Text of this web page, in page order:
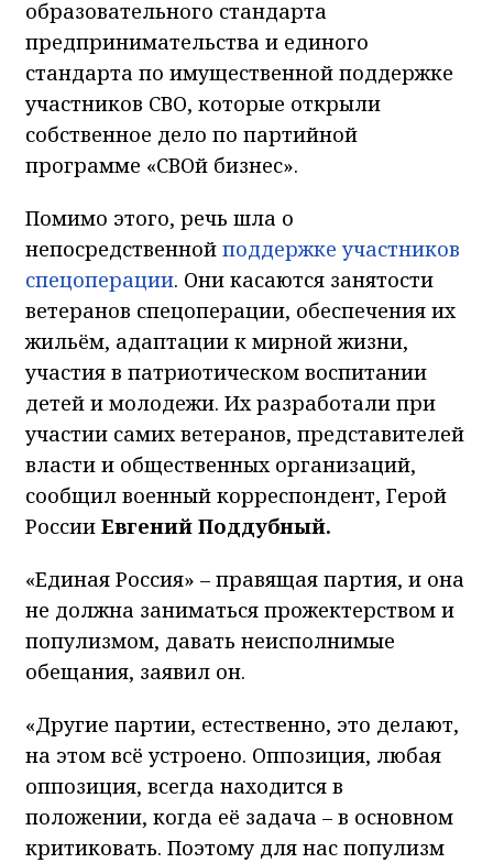
образовательного стандарта
предпринимательства и единого
стандарта по имущественной поддержке
участников СВО, которые открыли
собственное дело по партийной
программе «СВОй бизнес».
Помимо этого, речь шла о
непосредственной поддержке участников
спецоперации. Они касаются занятости
ветеранов спецоперации, обеспечения их
жильём, адаптации к мирной жизни,
участия в патриотическом воспитании
детей и молодежи. Их разработали при
участии самих ветеранов, представителей
власти и общественных организаций,
сообщил военный корреспондент, Герой
России Евгений Поддубный.
«Единая Россия» – правящая партия, и она
не должна заниматься прожектерством и
популизмом, давать неисполнимые
обещания, заявил он.
«Другие партии, естественно, это делают,
на этом всё устроено. Оппозиция, любая
оппозиция, всегда находится в
положении, когда её задача – в основном
критиковать. Поэтому для нас популизм